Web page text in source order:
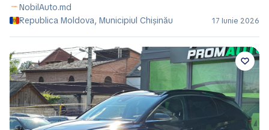
NobilAuto.md
Republica Moldova, Municipiul Chișinău
17 Iunie 2026